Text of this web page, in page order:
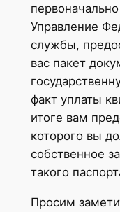
Управление
службы,
вас пакет
факт уплаты
итоге вам
которого вы
собственное
такого
Просим